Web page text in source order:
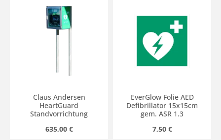
Claus Andersen
HeartGuard
Standvorrichtung
Regulärer Preis:
635,00 €
EverGlow Folie AED
Defibrillator 15x15cm
gem. ASR 1.3
Regulärer Preis:
7,50 €